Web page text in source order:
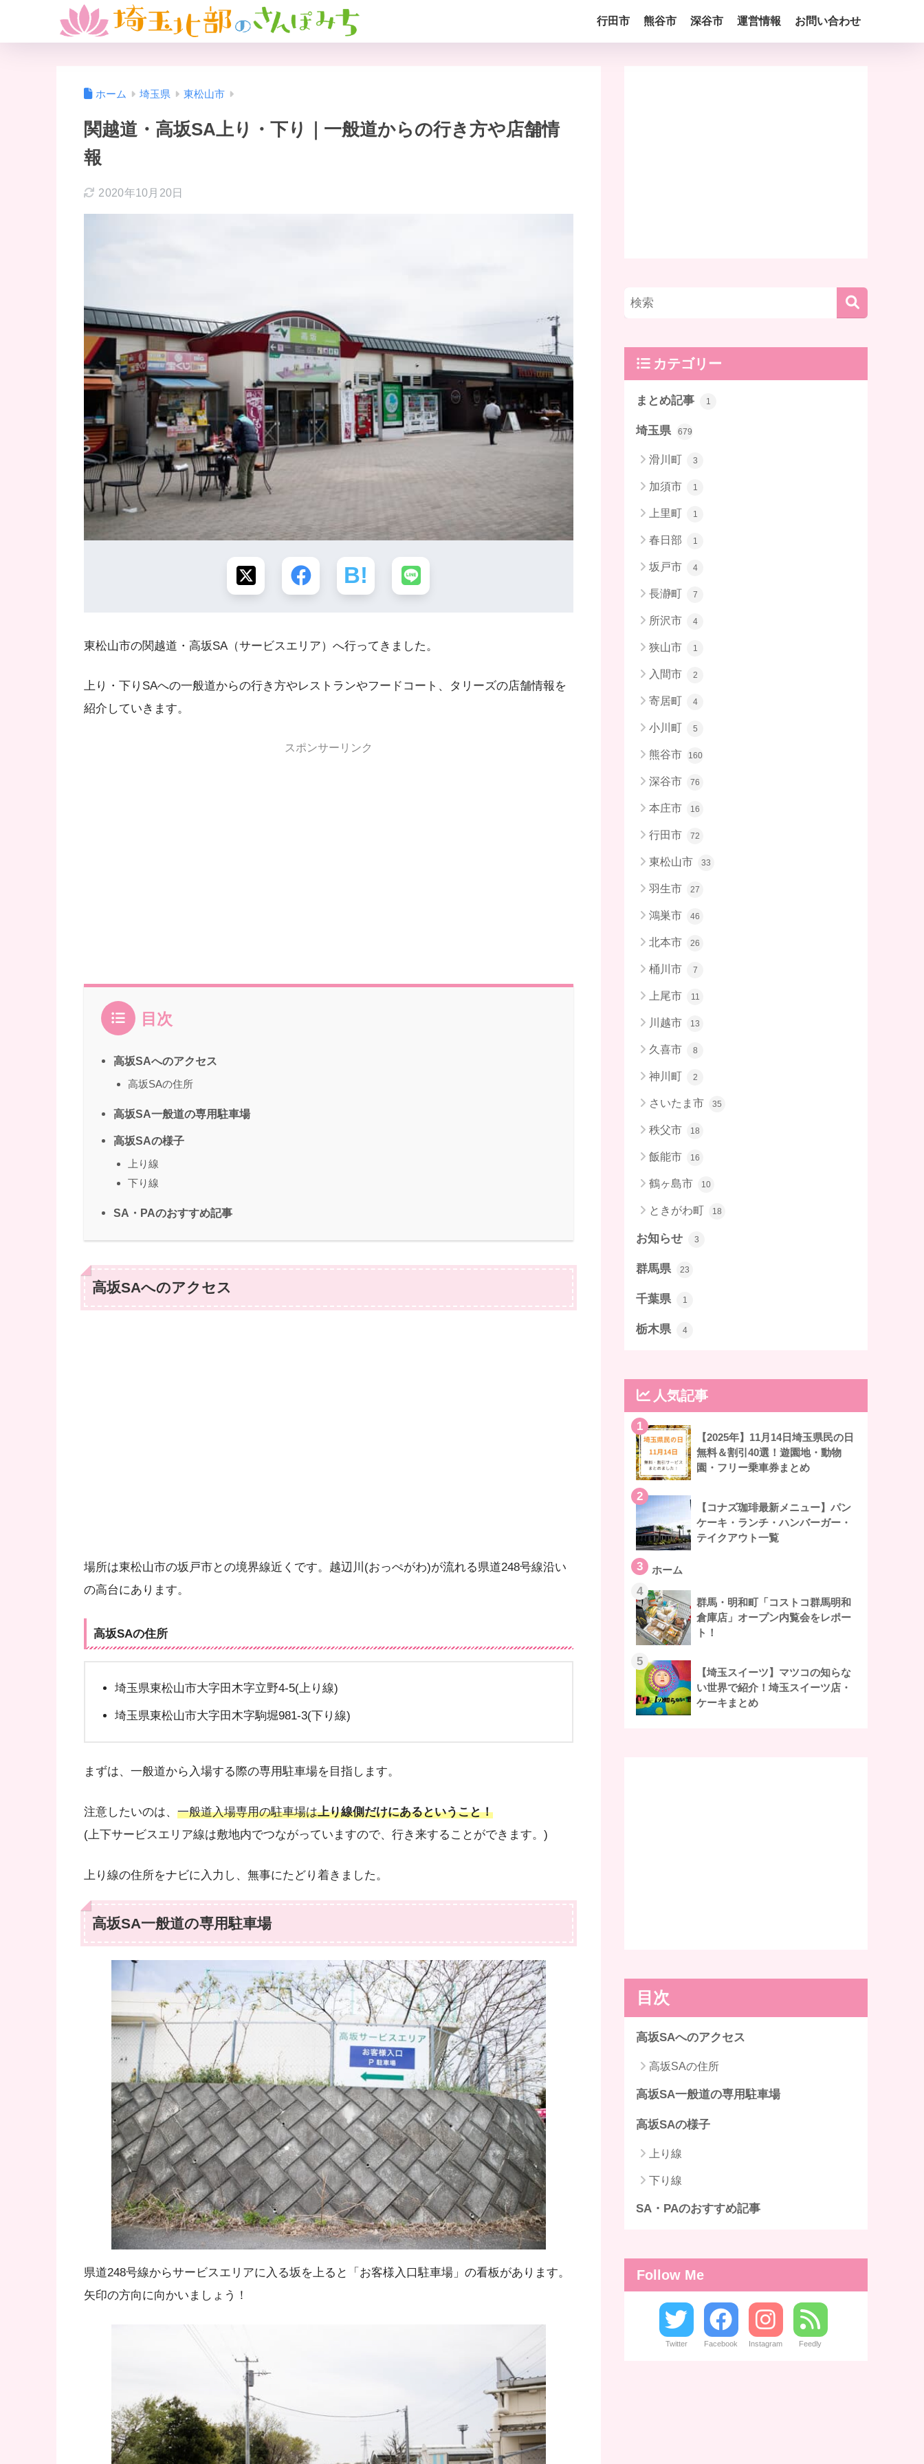
行田市 熊谷市 深谷市 運営情報 お問い合わせ
ホーム 埼玉県 東松山市
関越道・高坂SA上り・下り｜一般道からの行き方や店舗情
報
2020年10月20日
東松山市の関越道・高坂SA（サービスエリア）へ行ってきました。
上り・下りSAへの一般道からの行き方やレストランやフードコート、タリーズの店舗情報を
紹介していきます。
スポンサーリンク
目次
高坂SAへのアクセス
高坂SAの住所
高坂SA一般道の専用駐車場
高坂SAの様子
上り線
下り線
SA・PAのおすすめ記事
高坂SAへのアクセス
場所は東松山市の坂戸市との境界線近くです。越辺川(おっぺがわ)が流れる県道248号線沿い
の高台にあります。
高坂SAの住所
埼玉県東松山市大字田木字立野4-5(上り線)
埼玉県東松山市大字田木字駒堀981-3(下り線)
まずは、一般道から入場する際の専用駐車場を目指します。
注意したいのは、 一般道入場専用の駐車場は上り線側だけにあるということ！
(上下サービスエリア線は敷地内でつながっていますので、行き来することができます。)
上り線の住所をナビに入力し、無事にたどり着きました。
高坂SA一般道の専用駐車場
県道248号線からサービスエリアに入る坂を上ると「お客様入口駐車場」の看板があります。
矢印の方向に向かいましょう！
カテゴリー
まとめ記事 1
埼玉県 679
滑川町 3
加須市 1
上里町 1
春日部 1
坂戸市 4
長瀞町 7
所沢市 4
狭山市 1
入間市 2
寄居町 4
小川町 5
熊谷市 160
深谷市 76
本庄市 16
行田市 72
東松山市 33
羽生市 27
鴻巣市 46
北本市 26
桶川市 7
上尾市 11
川越市 13
久喜市 8
神川町 2
さいたま市 35
秩父市 18
飯能市 16
鶴ヶ島市 10
ときがわ町 18
お知らせ 3
群馬県 23
千葉県 1
栃木県 4
人気記事
1
【2025年】11月14日埼玉県民の日
無料＆割引40選！遊園地・動物
園・フリー乗車券まとめ
2
【コナズ珈琲最新メニュー】パン
ケーキ・ランチ・ハンバーガー・
テイクアウト一覧
3 ホーム
4
群馬・明和町「コストコ群馬明和
倉庫店」オープン内覧会をレポー
ト！
5
【埼玉スイーツ】マツコの知らな
い世界で紹介！埼玉スイーツ店・
ケーキまとめ
目次
高坂SAへのアクセス
高坂SAの住所
高坂SA一般道の専用駐車場
高坂SAの様子
上り線
下り線
SA・PAのおすすめ記事
Follow Me
Twitter Facebook Instagram Feedly